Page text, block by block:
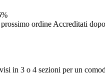
ordine Accreditati
in 3 o 4 sezioni per un